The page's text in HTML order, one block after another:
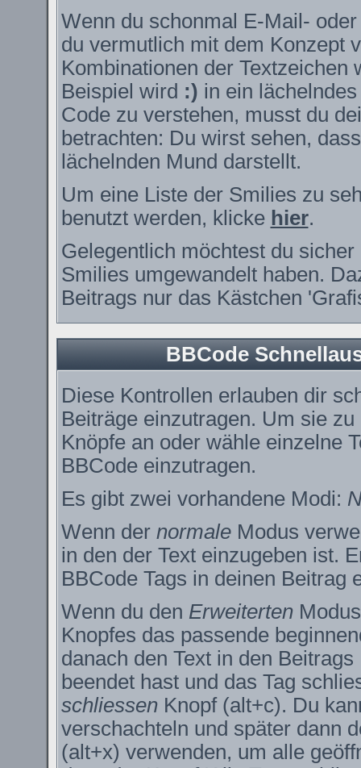
Wenn du schonmal E-Mail-
du vermutlich mit dem Konzept
Kombinationen der
Beispiel wird :) in ein
Code zu verstehen, musst du
betrachten: Du wirst sehen,
lächelnden Mund darstellt.
Um eine Liste der Smilies zu
benutzt werden, klicke hier.
Gelegentlich möchtest du
Smilies umgewandelt haben.
Beitrags nur das Kästchen
BBCode
Diese Kontrollen erlauben dir
Beiträge einzutragen. Um sie
Knöpfe an oder wähle einzelne
BBCode einzutragen.
Es gibt zwei vorhandene Modi:
Wenn der normaleModus
in den der Text einzugeben ist.
BBCode Tags in deinen Beitrag
Wenn du den ErweitertenModus
Knopfes das passende
danach den Text in den
beendet hast und das Tag
schliessenKnopf (alt+c). Du
verschachteln und später dann
(alt+x) verwenden, um alle